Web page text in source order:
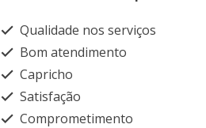
Qualidade nos serviços
Bom atendimento
Capricho
Satisfação
Comprometimento